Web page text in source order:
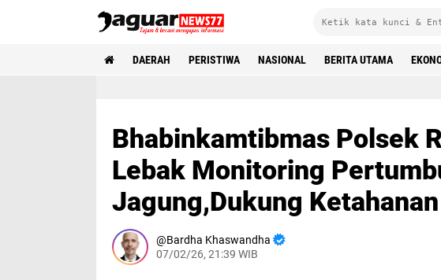
DAERAH PERISTIWA NASIONAL BERITA UTAMA
Bhabinkamtibmas Polsek
Lebak Monitoring
Jagung,Dukung
Bardha Khaswandha
07/02/26, 21:39 WIB